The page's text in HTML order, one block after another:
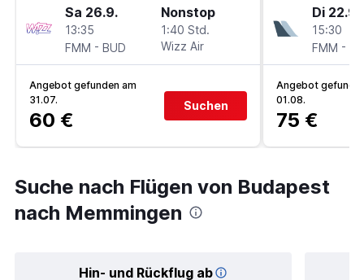
Sa 26.9.
13:35
FMM - BUD
Nonstop
1:40 Std.
Wizz Air
Angebot gefunden am
31.07.
60 €
Suchen
Di 22.9.
15:30
FMM -
Angebot
01.08.
75 €
Suche nach Flügen von Budapest
nach Memmingen
Hin- und Rückflug ab